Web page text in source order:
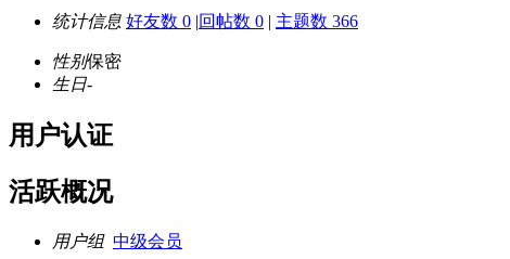
统计信息 好友数 0 |回帖数 0 | 主题数 366
性别保密
生日-
用户认证
活跃概况
用户组 中级会员